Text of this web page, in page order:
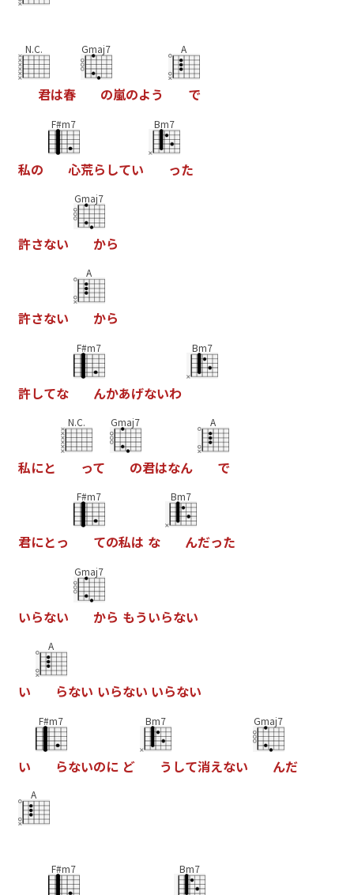
N.C.
君は春
Gmaj7
の嵐のよう
A
で
私の
F#m7
心荒ら してい
Bm7
った
許さない
Gmaj7
から
許さない
A
から
許してな
F#m7
んかあげないわ
Bm7
私にと
N.C.
って
Gmaj7
の君はなん
A
で
君にとっ
F#m7
ての私は な
Bm7
んだった
いらない
Gmaj7
から もういらない
い
A
らない いらない いらない
い
F#m7
らないのに ど
Bm7
う して消えない
Gmaj7
んだ
A
F#m7 Bm7